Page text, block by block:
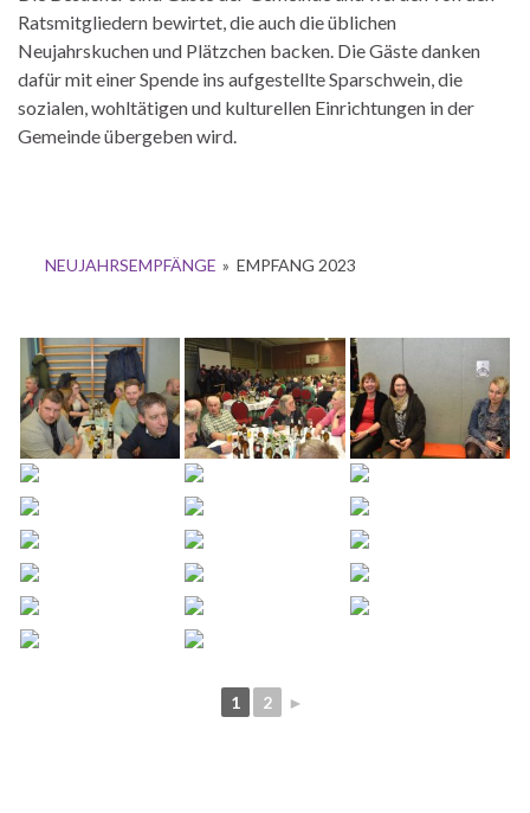
Ratsmitgliedern bewirtet, die auch die üblichen
Neujahrskuchen und Plätzchen backen. Die Gäste danken
dafür mit einer Spende ins aufgestellte Sparschwein, die
sozialen, wohltätigen und kulturellen Einrichtungen in der
Gemeinde übergeben wird.
NEUJAHRSEMPFÄNGE » EMPFANG 2023
1 2 ►